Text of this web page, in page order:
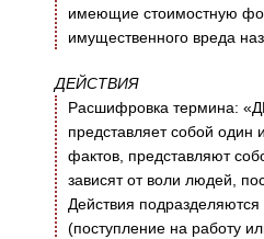
имеющие стоимостную
имущественного вреда
ДЕЙСТВИЯ
Расшифровка термина:
представляет собой один
фактов, представляют
зависят от воли людей,
Действия
(поступление на работу